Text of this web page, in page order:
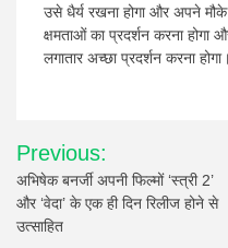
उसे धैर्य रखना होगा और अपने
क्षमताओं का प्रदर्शन करना
लगातार अच्छा प्रदर्शन करना
Post
navigation
Previous:
अभिषेक बनर्जी अपनी फिल्मों ‘स्त्री 2’
और ‘वेदा’ के एक ही दिन रिलीज होने से
उत्साहित